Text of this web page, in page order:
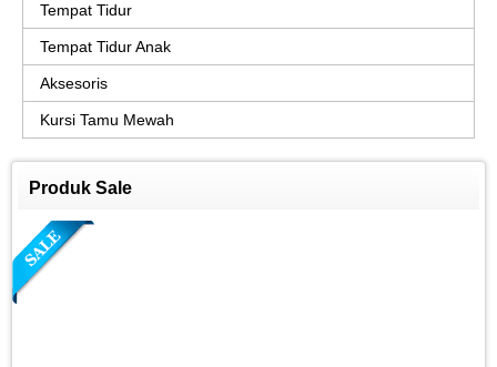
Tempat Tidur
Tempat Tidur Anak
Aksesoris
Kursi Tamu Mewah
Produk Sale